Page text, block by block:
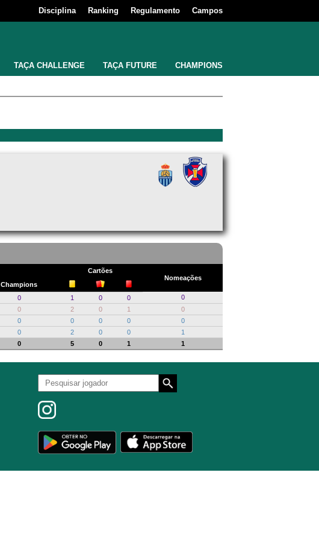
Disciplina Ranking Regulamento Campos
TAÇA CHALLENGE TAÇA FUTURE CHAMPIONS
Cartões
Nomeações
Champions
0 1 0 0
0
0 2 0 1
0
0 0 0 0
0
0 2 0 0
1
0 5 0 1 1